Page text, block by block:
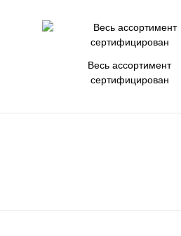
Весь ассортимент
сертифицирован